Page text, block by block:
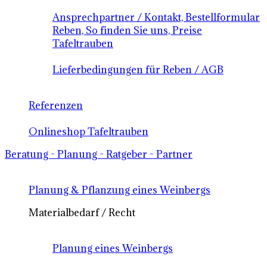
Ansprechpartner / Kontakt, Bestellformular
Reben, So finden Sie uns, Preise
Tafeltrauben
Lieferbedingungen für Reben / AGB
Referenzen
Onlineshop Tafeltrauben
Beratung - Planung - Ratgeber - Partner
Planung & Pflanzung eines Weinbergs
Materialbedarf / Recht
Planung eines Weinbergs